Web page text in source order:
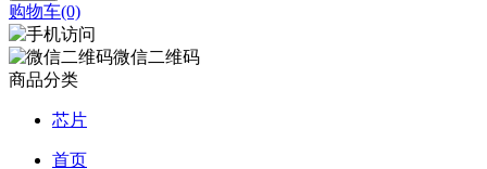
购物车(0)
微信二维码
商品分类
芯片
首页